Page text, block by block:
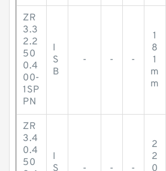
ZR
3.3
2.2
50
0.4
00-
1SP
PN
I
S
B
- - -
1
8
1
m
m
ZR
3.4
0.4
50
I
S
- - -
2
2
0